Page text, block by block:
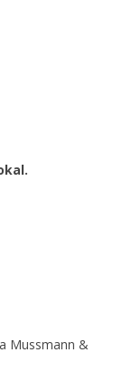
Mussmann &